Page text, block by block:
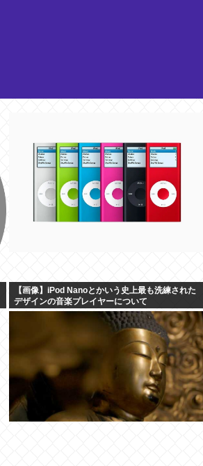
【画像】iPod Nanoとかいう史上最も洗練された
デザインの音楽プレイヤーについて